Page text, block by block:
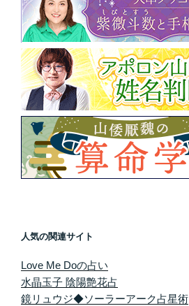
人気の関連サイト
Love Me Doの占い
水晶玉子 陰陽艶花占
鏡リュウジ◆ソーラーアーク占星術